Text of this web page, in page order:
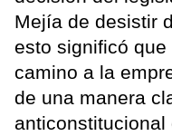
Mejía de desistir
esto significó
camino a la
de una manera